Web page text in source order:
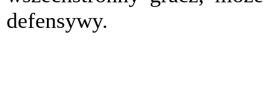
defensywy.